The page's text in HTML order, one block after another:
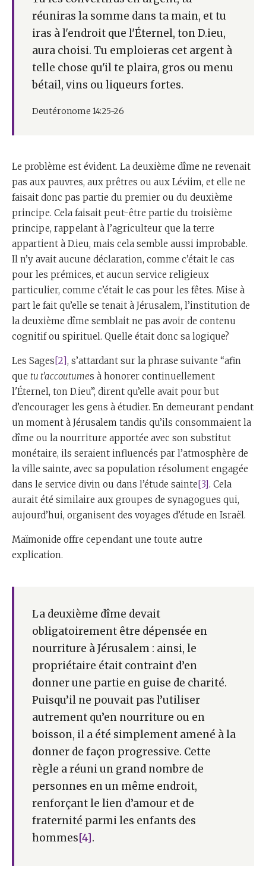
réuniras la somme dans ta main, et tu
iras à l'endroit que l'Éternel, ton D.ieu,
aura choisi. Tu emploieras cet argent à
telle chose qu'il te plaira, gros ou menu
bétail, vins ou liqueurs fortes.
Deutéronome 14:25-26
Le problème est évident. La deuxième dîme ne revenait
pas aux pauvres, aux prêtres ou aux Léviim, et elle ne
faisait donc pas partie du premier ou du deuxième
principe. Cela faisait peut-être partie du troisième
principe, rappelant à l’agriculteur que la terre
appartient à D.ieu, mais cela semble aussi improbable.
Il n’y avait aucune déclaration, comme c’était le cas
pour les prémices, et aucun service religieux
particulier, comme c’était le cas pour les fêtes. Mise à
part le fait qu’elle se tenait à Jérusalem, l’institution de
la deuxième dîme semblait ne pas avoir de contenu
cognitif ou spirituel. Quelle était donc sa logique?
Les Sages[2], s’attardant sur la phrase suivante “afin
que tu t'accoutumes à honorer continuellement
l'Éternel, ton D.ieu”, dirent qu’elle avait pour but
d’encourager les gens à étudier. En demeurant pendant
un moment à Jérusalem tandis qu’ils consommaient la
dîme ou la nourriture apportée avec son substitut
monétaire, ils seraient influencés par l’atmosphère de
la ville sainte, avec sa population résolument engagée
dans le service divin ou dans l’étude sainte[3]. Cela
aurait été similaire aux groupes de synagogues qui,
aujourd’hui, organisent des voyages d’étude en Israël.
Maïmonide offre cependant une toute autre
explication.
La deuxième dîme devait
obligatoirement être dépensée en
nourriture à Jérusalem : ainsi, le
propriétaire était contraint d’en
donner une partie en guise de charité.
Puisqu’il ne pouvait pas l’utiliser
autrement qu’en nourriture ou en
boisson, il a été simplement amené à la
donner de façon progressive. Cette
règle a réuni un grand nombre de
personnes en un même endroit,
renforçant le lien d’amour et de
fraternité parmi les enfants des
hommes[4].